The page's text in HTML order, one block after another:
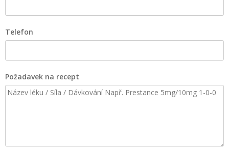
Telefon
Požadavek na recept